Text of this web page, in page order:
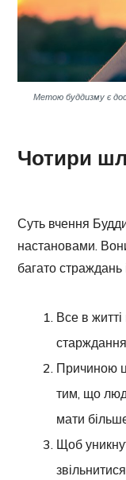
Метою буддизму є
Чотири
Суть вчення
настановами.
багато страждань
Все в
Причиною
тим, що
мати
Щоб